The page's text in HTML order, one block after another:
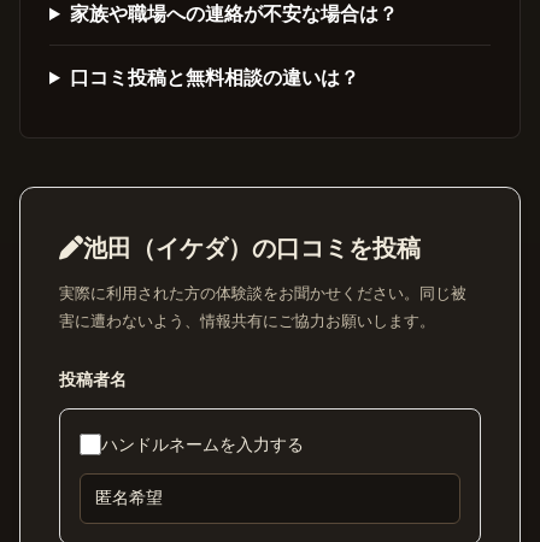
家族や職場への連絡が不安な場合は？
口コミ投稿と無料相談の違いは？
池田（イケダ）の口コミを投稿
実際に利用された方の体験談をお聞かせください。同じ被
害に遭わないよう、情報共有にご協力お願いします。
投稿者名
ハンドルネームを入力する